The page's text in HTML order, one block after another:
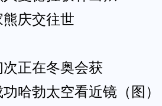
庆交往世
正在冬奥会获
勃太空看近镜（图）